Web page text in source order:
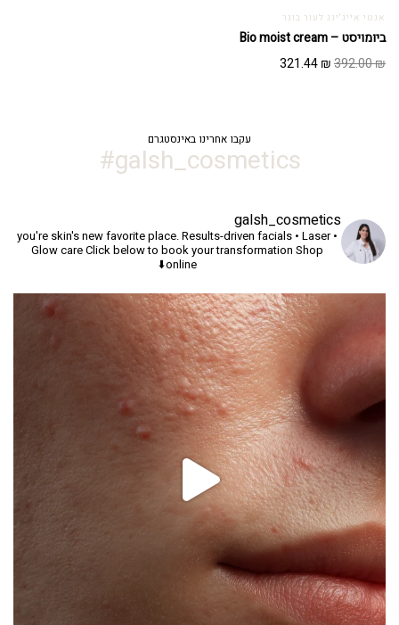
אנטי אייג'ינג לעור בוגר
ביומויסט – Bio moist cream
392.00₪
המחיר321.44₪
המחיר
עקבו אחרינו באינסטגרם
galsh_cosmetics#
galsh_cosmetics
you're skin's new favorite place.Results-driven facials • Laser •
Glow careClick below to book your transformation Shop
online⬇️